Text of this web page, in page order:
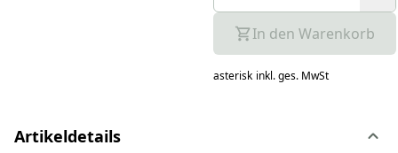
In den Warenkorb
asterisk inkl. ges. MwSt
Artikeldetails